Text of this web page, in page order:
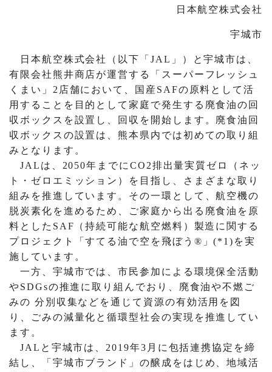
日本航空株式会社
宇城市
日本航空株式会社（以下「JAL」）と宇城市は、
有限会社熊井商店が運営する「スーパーフレッシュ
くまい」2店舗において、国産SAFの原料として活
用することを目的として家庭で発生する廃食油の回
収ボックスを設置し、回収を開始します。廃食油回
収ボックスの設置は、熊本県内では初めての取り組
みとなります。
JALは、2050年までにCO2排出量実質ゼロ（ネッ
ト・ゼロエミッション）を目指し、さまざまな取り
組みを推進しています。その一環として、航空機の
脱炭素化を進めるため、ご家庭から出る廃食油を原
料としたSAF（持続可能な航空燃料）製造に関する
プロジェクト「すてる油で空を飛ぼう®」(*1)を実
施しています。
一方、宇城市では、市民参加による環境保全活動
やSDGsの推進に取り組んでおり、廃食油や不燃ご
みの 分別収集などを通じて資源の有効活用を図
り、ごみの減量化と循環型社会の実現を推進してい
ます。
JALと宇城市は、2019年3月に包括連携協定を締
結し、「宇城市ブランド」の醸成をはじめ、地域活